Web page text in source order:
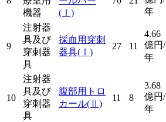
機器
(Ⅰ)
年
9
注射器
具及び
穿刺器
具
採血用穿刺
器具(Ⅰ)
27 11
4.66
億円/
年
10
注射器
具及び
穿刺器
具
腹部用トロ
カール(Ⅱ)
11 8
3.68
億円/
年